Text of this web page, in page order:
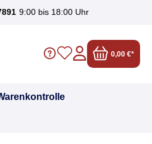
9:00 bis 18:00 Uhr
0,00 €*